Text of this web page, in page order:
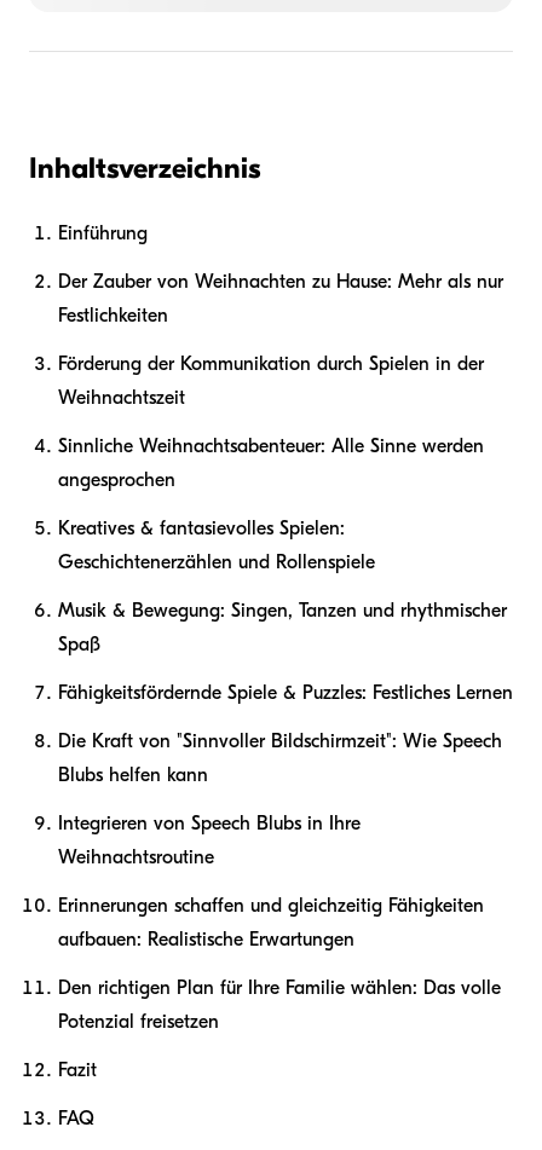
Inhaltsverzeichnis
Einführung
Der Zauber von Weihnachten zu Hause: Mehr als nur
Festlichkeiten
Förderung der Kommunikation durch Spielen in der
Weihnachtszeit
Sinnliche Weihnachtsabenteuer: Alle Sinne werden
angesprochen
Kreatives & fantasievolles Spielen:
Geschichtenerzählen und Rollenspiele
Musik & Bewegung: Singen, Tanzen und rhythmischer
Spaß
Fähigkeitsfördernde Spiele & Puzzles: Festliches Lernen
Die Kraft von "Sinnvoller Bildschirmzeit": Wie Speech
Blubs helfen kann
Integrieren von Speech Blubs in Ihre
Weihnachtsroutine
Erinnerungen schaffen und gleichzeitig Fähigkeiten
aufbauen: Realistische Erwartungen
Den richtigen Plan für Ihre Familie wählen: Das volle
Potenzial freisetzen
Fazit
FAQ